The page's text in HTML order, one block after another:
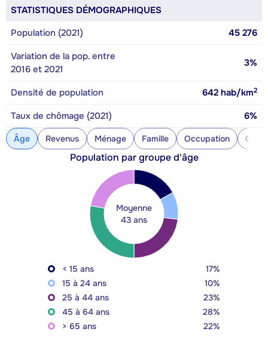
STATISTIQUES DÉMOGRAPHIQUES
Population (2021)
45 276
Variation de la pop. entre
2016 et 2021
3%
Densité de population 642 hab/km2
Taux de chômage (2021) 6%
Âge Revenus Ménage Famille Occupation
Population par groupe d'âge
Moyenne
43 ans
< 15 ans
17%
15 à 24 ans
10%
25 à 44 ans
23%
45 à 64 ans
28%
> 65 ans
22%